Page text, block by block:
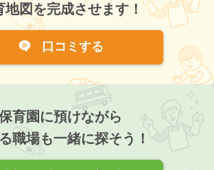
地図を完成させます！
口コミする
育園に預けながら
職場も一緒に探そう！